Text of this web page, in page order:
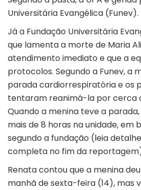
Universitária Evangélica (Funev).
Já a Fundação Universitária
que lamenta a morte de Maria
atendimento imediato e que a
protocolos. Segundo a Funev, a
parada cardiorrespiratória e os
tentaram reanimá-la por cerca
Quando a menina teve a
mais de 8 horas na unidade, em
segundo a fundação (leia
completa no fim da
Renata contou que a menina
manhã de sexta-feira (14), mas